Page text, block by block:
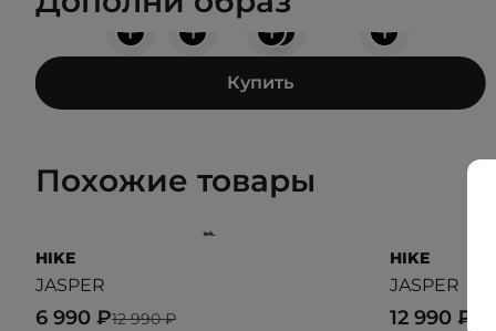
+
+
+ + +
Купить
Похожие товары
HIKE
JASPER
12 990 ₽
6 990 ₽
HIKE
JASPER
12 990 ₽